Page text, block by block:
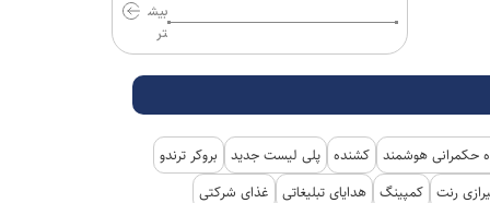
بیش
تر
حکمرانی هوشمند کشنده پلی لیست جدید
بروکر ترندو
رنت کمپینگ هدایای تبلیغاتی غذای شرکتی